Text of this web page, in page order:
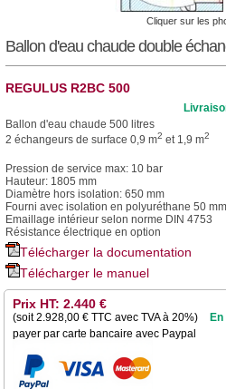
Cliquer sur les
Ballon d'eau chaude double
REGULUS R2BC 500
Ballon d'eau chaude 500 litres
2 échangeurs de surface 0,9 m2 et 1,9 m2
Pression de service max: 10 bar
Hauteur: 1805 mm
Diamètre hors isolation: 650 mm
Fourni avec isolation en polyuréthane 50
Emaillage intérieur selon norme DIN 4753
Résistance électrique en option
Télécharger la documentation
Télécharger le manuel
Prix HT: 2.440 €
(soit2.928,00 € TTC avec TVA à 20%)
payer par carte bancaire avec Paypal